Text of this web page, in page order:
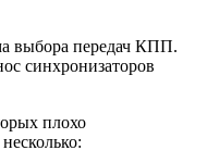
выбора передач КПП.
синхронизаторов
плохо